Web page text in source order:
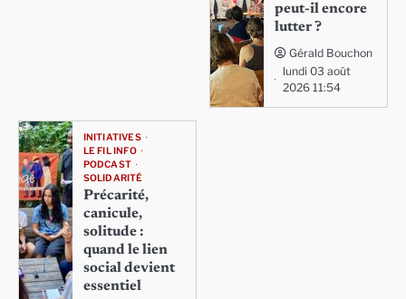
peut-il encore
lutter ?
Gérald Bouchon
lundi 03 août
2026 11:54
INITIATIVES
LE FIL INFO
PODCAST
SOLIDARITÉ
Précarité,
canicule,
solitude :
quand le lien
social devient
essentiel